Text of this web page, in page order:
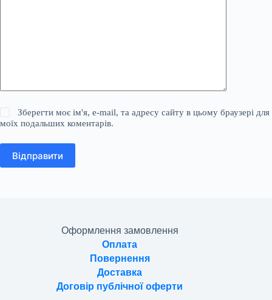
Зберегти моє ім'я, e-mail, та адресу сайту в цьому браузері для
моїх подальших коментарів.
Відправити
Оформлення замовлення
Оплата
Повернення
Доставка
Договір публічної оферти